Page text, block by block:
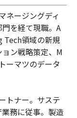
ネージングディ
を経て現職。A
Tech領域の新規
ン戦略策定、M
ーマツのデータ
トナー。サステ
務に従事。製造